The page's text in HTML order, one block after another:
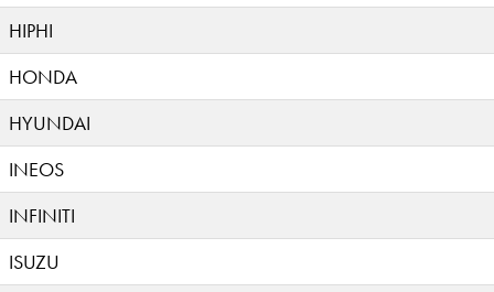
HIPHI
HONDA
HYUNDAI
INEOS
INFINITI
ISUZU